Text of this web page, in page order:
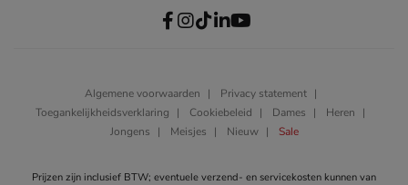
Algemene voorwaarden
Privacy statement
Toegankelijkheidsverklaring
Cookiebeleid Dames
Heren
Jongens
Meisjes Nieuw Sale
Prijzen zijn inclusief BTW; eventuele verzend- en servicekosten kunnen van